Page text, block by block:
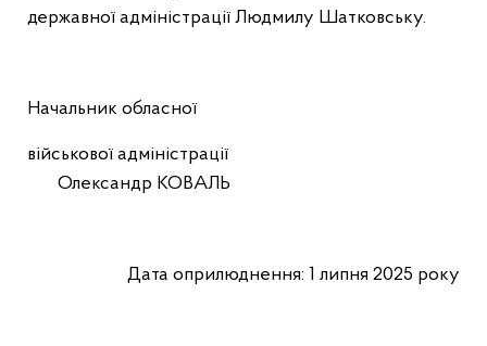
державної адміністрації Людмилу Шатковську.
Начальник обласної
військової адміністрації
Олександр КОВАЛЬ
Дата оприлюднення: 1 липня 2025 року